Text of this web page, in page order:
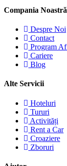
Compania Noastră
Despre Noi
Contact
Program
Cariere
Blog
Alte Servicii
Hoteluri
Tururi
Activități
Rent a Car
Croaziere
Zboruri